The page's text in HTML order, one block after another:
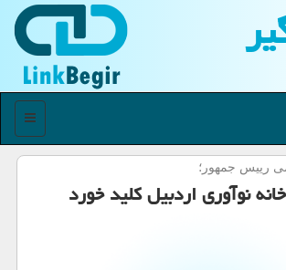
منو
رییس جمهور؛
نوآوری اردبیل كلید خورد